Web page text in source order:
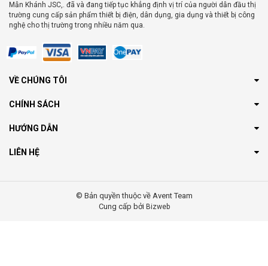
Mẫn Khánh JSC,. đã và đang tiếp tục khẳng định vị trí của người dẫn đầu thị
trường cung cấp sản phẩm thiết bị điện, dân dụng, gia dụng và thiết bị công
nghệ cho thị trường trong nhiều năm qua.
VỀ CHÚNG TÔI
CHÍNH SÁCH
HƯỚNG DẪN
LIÊN HỆ
© Bản quyền thuộc về Avent Team
Cung cấp bởi Bizweb